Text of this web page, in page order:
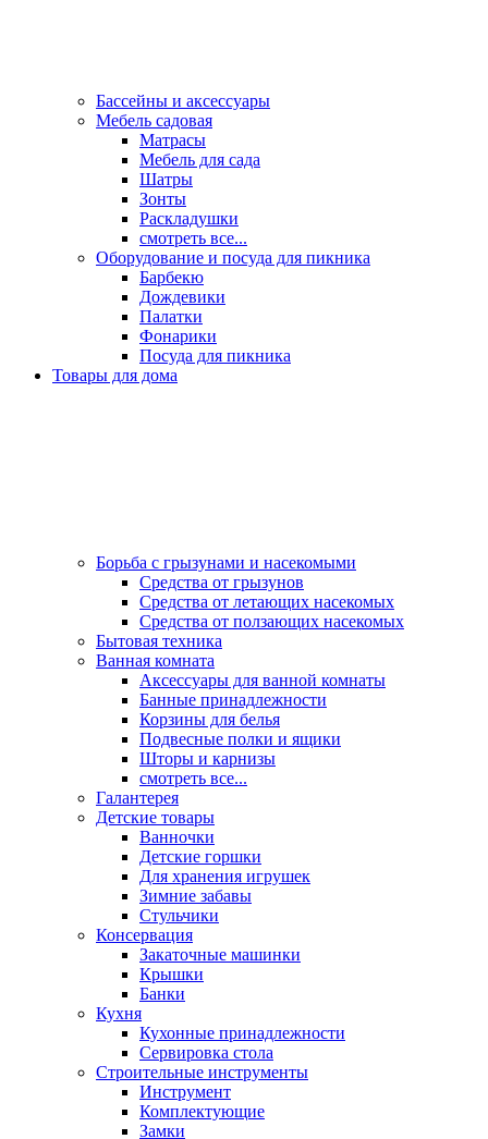
Бассейны и аксессуары
Мебель садовая
Матрасы
Мебель для сада
Шатры
Зонты
Раскладушки
смотреть все...
Оборудование и посуда для пикника
Барбекю
Дождевики
Палатки
Фонарики
Посуда для пикника
Товары для дома
Борьба с грызунами и насекомыми
Средства от грызунов
Средства от летающих насекомых
Средства от ползающих насекомых
Бытовая техника
Ванная комната
Аксессуары для ванной комнаты
Банные принадлежности
Корзины для белья
Подвесные полки и ящики
Шторы и карнизы
смотреть все...
Галантерея
Детские товары
Ванночки
Детские горшки
Для хранения игрушек
Зимние забавы
Стульчики
Консервация
Закаточные машинки
Крышки
Банки
Кухня
Кухонные принадлежности
Сервировка стола
Строительные инструменты
Инструмент
Комплектующие
Замки